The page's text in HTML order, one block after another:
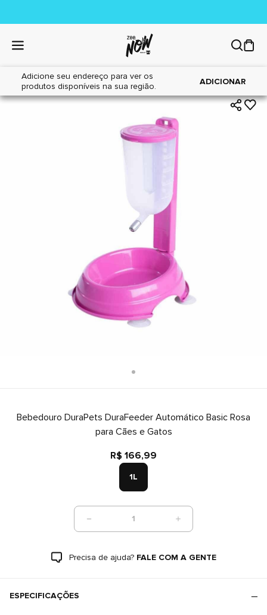
Adicione seu endereço para ver os
produtos disponíveis na sua região.
ADICIONAR
Home|Cães|Acessórios
Bebedouro DuraPets DuraFeeder Automático Basic Rosa
para Cães e Gatos
R$ 166,99
1L
1
Precisa de ajuda? FALE COM A GENTE
ESPECIFICAÇÕES